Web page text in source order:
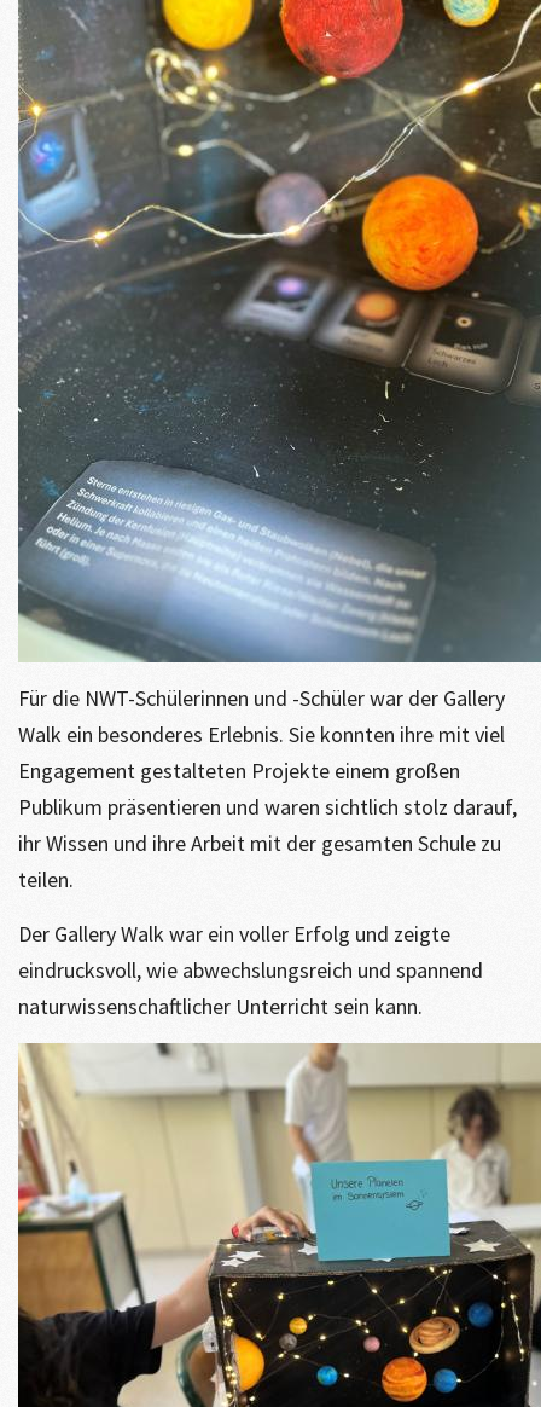
Für die NWT-Schülerinnen und -Schüler war der Gallery
Walk ein besonderes Erlebnis. Sie konnten ihre mit viel
Engagement gestalteten Projekte einem großen
Publikum präsentieren und waren sichtlich stolz darauf,
ihr Wissen und ihre Arbeit mit der gesamten Schule zu
teilen.
Der Gallery Walk war ein voller Erfolg und zeigte
eindrucksvoll, wie abwechslungsreich und spannend
naturwissenschaftlicher Unterricht sein kann.